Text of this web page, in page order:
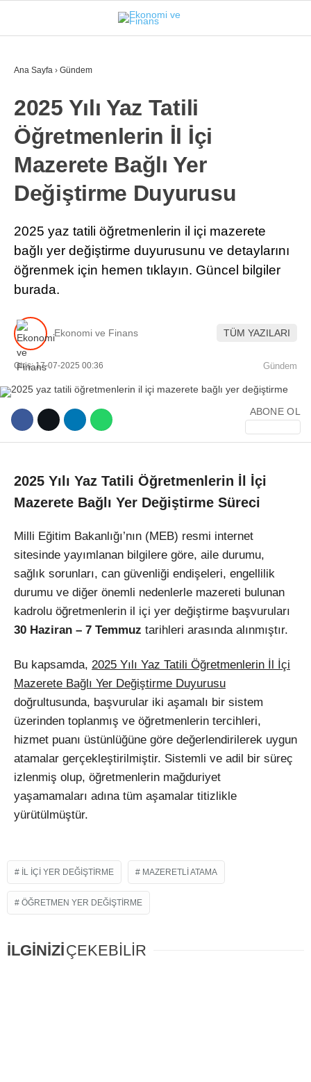
WhatsApp İhbar Hattı
Instagram
Youtube
25°
İSTANBUL
GÜNDEM
EKONOMI
FINANS
BORSA
KRIPTO
SEKTÖRLER
Ana Sayfa › Gündem
2025 Yılı Yaz Tatili
Öğretmenlerin İl İçi
Mazerete Bağlı Yer
Değiştirme Duyurusu
2025 yaz tatili öğretmenlerin il içi mazerete
bağlı yer değiştirme duyurusunu ve detaylarını
öğrenmek için hemen tıklayın. Güncel bilgiler
burada.
Ekonomi ve Finans TÜM YAZILARI
Giriş: 17-07-2025 00:36 Gündem
ABONE OL
2025 Yılı Yaz Tatili Öğretmenlerin İl İçi
Mazerete Bağlı Yer Değiştirme Süreci
Milli Eğitim Bakanlığı’nın (MEB) resmi internet
sitesinde yayımlanan bilgilere göre, aile durumu,
sağlık sorunları, can güvenliği endişeleri, engellilik
durumu ve diğer önemli nedenlerle mazereti bulunan
kadrolu öğretmenlerin il içi yer değiştirme başvuruları
30 Haziran – 7 Temmuz tarihleri arasında alınmıştır.
Bu kapsamda, 2025 Yılı Yaz Tatili Öğretmenlerin İl İçi
Mazerete Bağlı Yer Değiştirme Duyurusu
doğrultusunda, başvurular iki aşamalı bir sistem
üzerinden toplanmış ve öğretmenlerin tercihleri,
hizmet puanı üstünlüğüne göre değerlendirilerek uygun
atamalar gerçekleştirilmiştir. Sistemli ve adil bir süreç
izlenmiş olup, öğretmenlerin mağduriyet
yaşamamaları adına tüm aşamalar titizlikle
yürütülmüştür.
IL IÇI YER DEĞIŞTIRME MAZERETLI ATAMA
ÖĞRETMEN YER DEĞIŞTIRME
İLGİNİZİÇEKEBİLİR